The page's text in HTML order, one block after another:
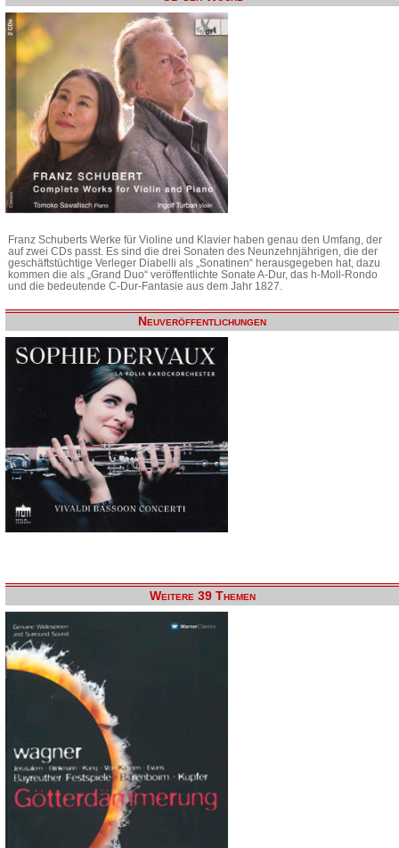
Franz Schuberts Werke für Violine und Klavier haben genau den Umfang, der
auf zwei CDs passt. Es sind die drei Sonaten des Neunzehnjährigen, die der
geschäftstüchtige Verleger Diabelli als „Sonatinen“ herausgegeben hat, dazu
kommen die als „Grand Duo“ veröffentlichte Sonate A-Dur, das h-Moll-Rondo
und die bedeutende C-Dur-Fantasie aus dem Jahr 1827.
Neuveröffentlichungen
Weitere 39 Themen